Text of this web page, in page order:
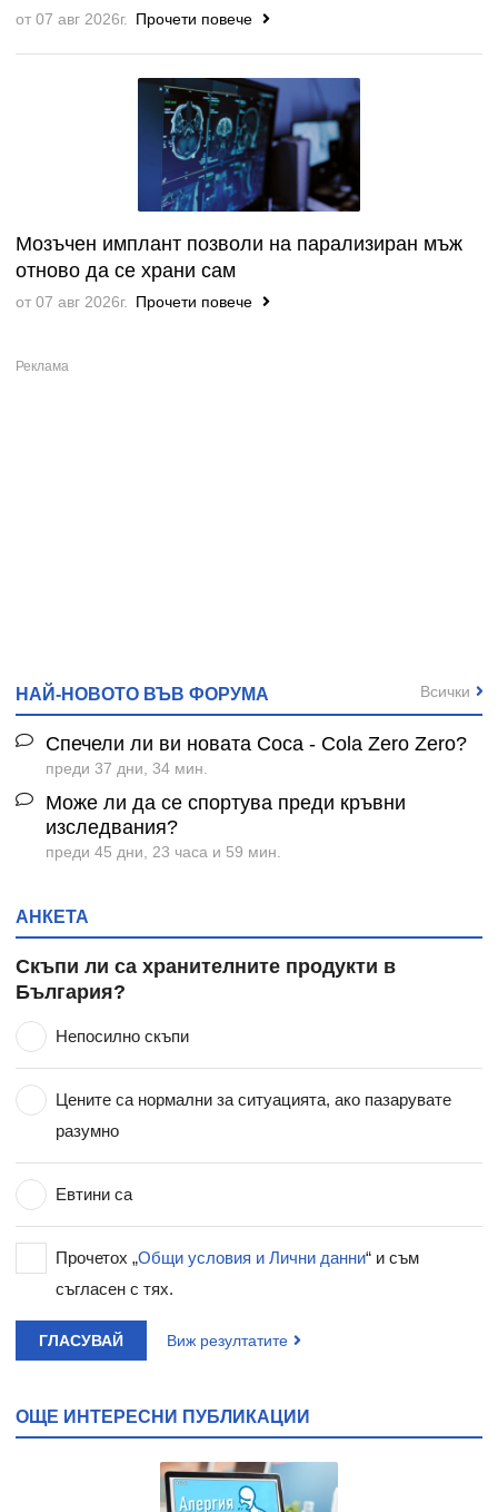
от 07 авг 2026г. Прочети повече
Мозъчен имплант позволи на парализиран мъж
отново да се храни сам
от 07 авг 2026г. Прочети повече
НАЙ-НОВОТО ВЪВ ФОРУМА
Спечели ли ви новата Coca - Cola Zero Zero?
преди 37 дни, 34 мин.
Може ли да се спортува преди кръвни
изследвания?
преди 45 дни, 23 часа и 59 мин.
Всички
АНКЕТА
Скъпи ли са хранителните продукти в
България?
Непосилно скъпи
Цените са нормални за ситуацията, ако пазарувате
разумно
Евтини са
Прочетох „Общи условия и Лични данни“ и съм
съгласен с тях.
ГЛАСУВАЙ Виж резултатите
ОЩЕ ИНТЕРЕСНИ ПУБЛИКАЦИИ